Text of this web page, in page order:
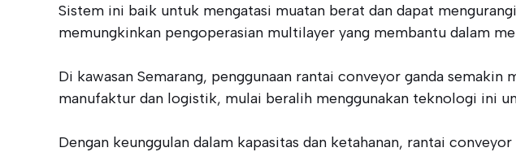
Sistem ini baik untuk mengatasi muatan berat dan dapat
memungkinkan pengoperasian multilayer yang membantu dalam
Di kawasan Semarang, penggunaan rantai conveyor ganda
manufaktur dan logistik, mulai beralih menggunakan teknologi ini
Dengan keunggulan dalam kapasitas dan ketahanan, rantai